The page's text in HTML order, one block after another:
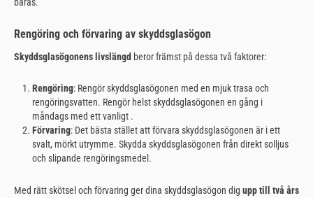
bäras.
Rengöring och förvaring av skyddsglasögon
Skyddsglasögonens livslängd beror främst på dessa två faktorer:
Rengöring: Rengör skyddsglasögonen med en mjuk trasa och
rengöringsvatten. Rengör helst skyddsglasögonen en gång i
måndags med ett vanligt .
Förvaring: Det bästa stället att förvara skyddsglasögonen är i ett
svalt, mörkt utrymme. Skydda skyddsglasögonen från direkt solljus
och slipande rengöringsmedel.
Med rätt skötsel och förvaring ger dina skyddsglasögon dig upp till två års